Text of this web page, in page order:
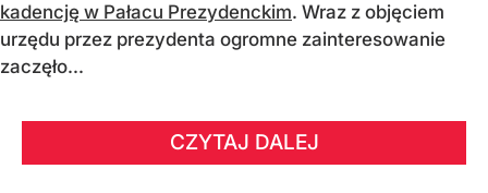
kadencję w Pałacu Prezydenckim. Wraz z objęciem
urzędu przez prezydenta ogromne zainteresowanie
zaczęło...
CZYTAJ DALEJ